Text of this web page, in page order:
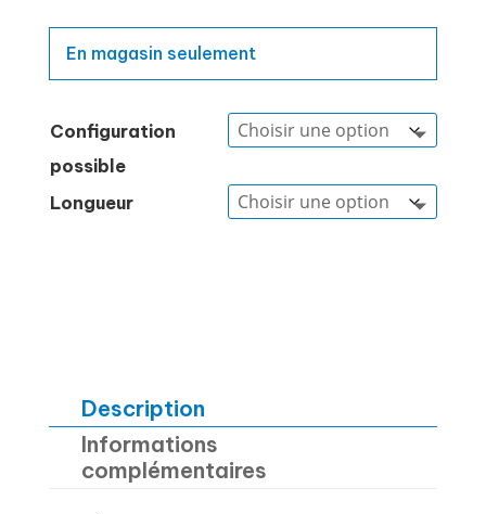
En magasin seulement
Configuration
possible
Longueur
Description
Informations
complémentaires